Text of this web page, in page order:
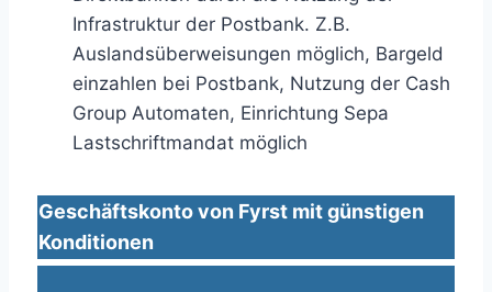
Infrastruktur der Postbank. Z.B.
Auslandsüberweisungen möglich, Bargeld
einzahlen bei Postbank, Nutzung der Cash
Group Automaten, Einrichtung Sepa
Lastschriftmandat möglich
Geschäftskonto von Fyrst mit günstigen
Konditionen